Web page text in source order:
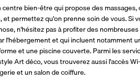
bien-être qui propose des massages,
permettez qu'on prenne soin de vous. Si
n'hésitez pas à profiter des nombreuses
l'hébergement et qui incluent notamment
et une piscine couverte. Parmi les
Art déco, vous trouverez aussi l'accès
et un salon de coiffure.